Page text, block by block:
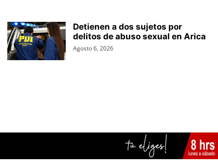
Detienen a dos sujetos por
delitos de abuso sexual en Arica
Agosto 6, 2026